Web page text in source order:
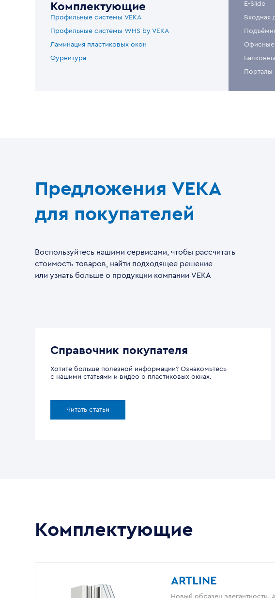
Комплектующие
Профильные системы VEKA
Профильные системы WHS by VEKA
Ламинация пластиковых окон
Фурнитура
E-Slide
Входная
Офисные
Порталы
Предложения VEKA
для покупателей
Воспользуйтесь нашими сервисами, чтобы рассчитать
стоимость товаров, найти подходящее решение
или узнать больше о продукции компании VEKA
Справочник покупателя
Хотите больше полезной информации? Ознакомьтесь
с нашими статьями и видео о пластиковых окнах.
Читать статьи
Комплектующие
ARTLINE
Новый образец элегантности.